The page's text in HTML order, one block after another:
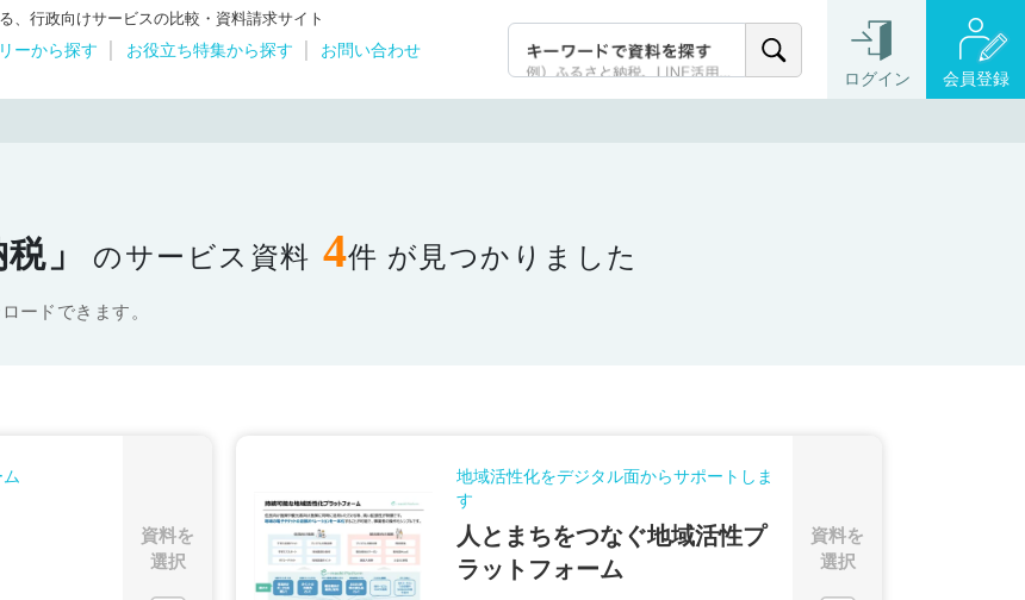
、行政向けサービスの比較・資料請求サイト
ーから探す お役立ち特集から探す
お問い合わせ
ログイン 会員登録
」 のサービス資料 4件 が見つかりました
ードできます。
資料を
選択
地域活性化をデジタル面からサポートしま
す
人とまちをつなぐ地域活性プ
ラットフォーム
資料を
選択